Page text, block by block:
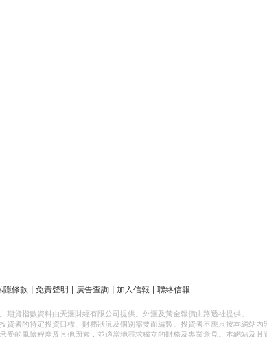
隱條款 免責聲明 廣告查詢 加入信報 聯絡信報
期貨指數資料由天滙財經有限公司提供。外滙及黃金報價由路透社提供。
者的特定投資目標、財務狀況及個別需要而編製。投資者不應只按本網站內
受的風險程度及其他因素，並適當地尋求獨立的財務及專業意見。本網站及其